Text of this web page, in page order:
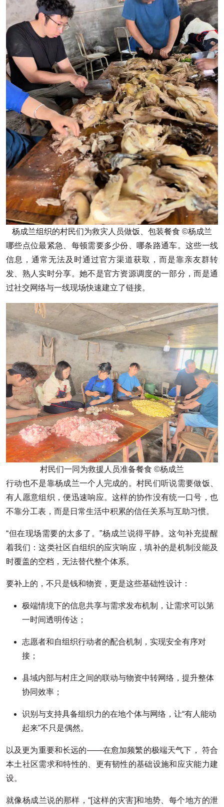
杨成兰组织的村民们为救灾人员做饭、包装餐食 ©杨成兰
哪些点位最紧急、每顿需要多少份、哪条路通车。这些一线
信息，通常无法及时通过官方渠道获取，而是靠亲友群转
发、熟人实时分享。她不是官方资源调度的一部分，而是通
过社交网络与一线现场快速建立了链接。
村民们一同为救援人员准备餐食 ©杨成兰
行动也不是靠杨成兰一个人完成的。村民们听说需要做饭、
有人愿意组织，便迅速响应。这样的协作没有统一口号，也
不靠分工表，而是日常生活中积累的信任关系与互助习惯。
“但在现场需要的太多了。”杨成兰说得平静。这句补充提醒
着我们：这类社区自组织的应灾响应，填补的是机制没能及
时覆盖的空档，无法替代整个体系。
要补上的，不只是钱和物资，更是这些基础性设计：
极端情境下的信息共享与需求发布机制，让需求可以第
一时间透明传达；
志愿者和自组织行动者的配合机制，实现安全有序对
接；
县域内部与村庄之间的联动与物资中转网络，提升整体
协同效率；
识别与支持具备组织力的在地个体与网络，让“有人能动
起来”不只是偶然。
以及更为重要和长远的——在愈加频繁的极端天气下， 符合
本土社区需求和特性的、更有韧性的基础设施和应灾能力建
设。
就像杨成兰说的那样，“[这样的灾害]和地势、每个地方的泄